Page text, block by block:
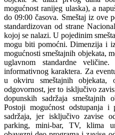
mogućnost ranijeg ulaska), a
do 09:00 časova. Smeštaj iz ove
standardizovan od strane
kojoj se nalazi. U pojedinim
mogu biti pomoćni. Dimenzija i
mogućnosti smeštajnih objekata,
uglavnom standardne
informativnog karaktera. Za
u okviru smeštajnih objekata,
odgovornost, jer to isključivo
dopunskih sadržaja smeštajnih
Postoji mogućnost odstupanja i
sadržaja, jer isključivo zavise
parking, mini-bar, TV, klima